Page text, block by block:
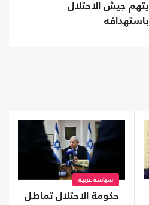
يتهم جيش الاحتلال
باستهدافه
سياسة عربية
حكومة الاحتلال تماطل